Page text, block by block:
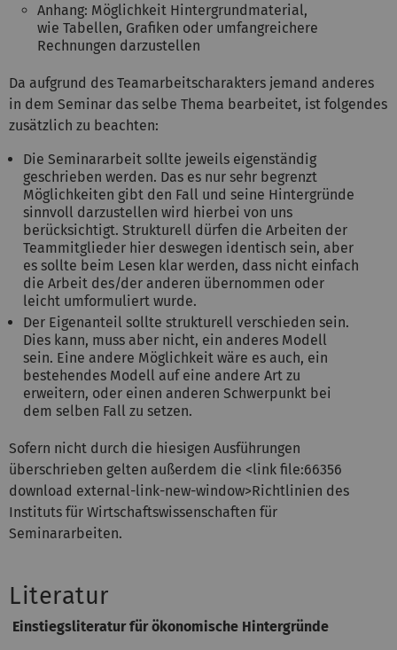
Anhang: Möglichkeit Hintergrundmaterial,
wie Tabellen, Grafiken oder umfangreichere
Rechnungen darzustellen
Da aufgrund des Teamarbeitscharakters jemand anderes
in dem Seminar das selbe Thema bearbeitet, ist folgendes
zusätzlich zu beachten:
Die Seminararbeit sollte jeweils eigenständig
geschrieben werden. Das es nur sehr begrenzt
Möglichkeiten gibt den Fall und seine Hintergründe
sinnvoll darzustellen wird hierbei von uns
berücksichtigt. Strukturell dürfen die Arbeiten der
Teammitglieder hier deswegen identisch sein, aber
es sollte beim Lesen klar werden, dass nicht einfach
die Arbeit des/der anderen übernommen oder
leicht umformuliert wurde.
Der Eigenanteil sollte strukturell verschieden sein.
Dies kann, muss aber nicht, ein anderes Modell
sein. Eine andere Möglichkeit wäre es auch, ein
bestehendes Modell auf eine andere Art zu
erweitern, oder einen anderen Schwerpunkt bei
dem selben Fall zu setzen.
Sofern nicht durch die hiesigen Ausführungen
überschrieben gelten außerdem die <link file:66356
download external-link-new-window>Richtlinien des
Instituts für Wirtschaftswissenschaften für
Seminararbeiten.
Literatur
Einstiegsliteratur für ökonomische Hintergründe